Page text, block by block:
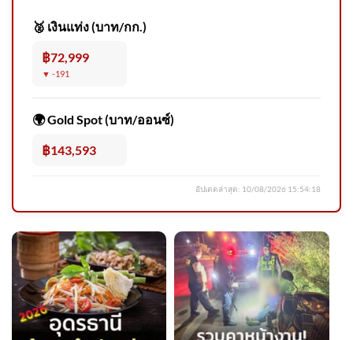
จากกรุมอุตุนิยมวิทยา
หาดใหญ่ เทศบาลนครหาดใหญ่
นขุ 2026-08-09 02:44:00
🥈 เงินแท่ง (บาท/กก.)
฿72,999
▼ -191
🌍 Gold Spot (บาท/ออนซ์)
฿143,593
อัปเดตล่าสุด: 10/08/2026 15:54:18